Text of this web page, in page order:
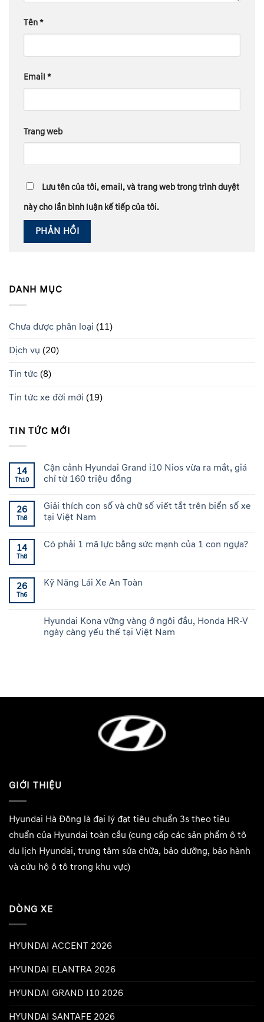
DANH MỤC
Chưa được phân loại (11)
Dịch vụ (20)
Tin tức (8)
Tin tức xe đời mới (19)
TIN TỨC MỚI
14
Th10
Cận cảnh Hyundai Grand i10 Nios vừa ra mắt, giá
chỉ từ 160 triệu đồng
26
Th8
Giải thích con số và chữ số viết tắt trên biển số xe
tại Việt Nam
14
Th8
Có phải 1 mã lực bằng sức mạnh của 1 con ngựa?
26
Th6
Kỹ Năng Lái Xe An Toàn
Hyundai Kona vững vàng ở ngôi đầu, Honda HR-V
ngày càng yếu thế tại Việt Nam
Tên*
Email *
Trang web
Lưu tên của tôi, email, và trang web trong trình duyệt
này cho lần bình luận kế tiếp của tôi.
GIỚI THIỆU
Hyundai Hà Đông là đại lý đạt tiêu chuẩn 3s theo tiêu
chuẩn của Hyundai toàn cầu (cung cấp các sản phẩm ô tô
du lịch Hyundai, trung tâm sửa chữa, bảo dưỡng, bảo hành
và cứu hộ ô tô trong khu vực)
DÒNG XE
HYUNDAI ACCENT 2026
HYUNDAI ELANTRA 2026
HYUNDAI GRAND I10 2026
HYUNDAI SANTAFE 2026